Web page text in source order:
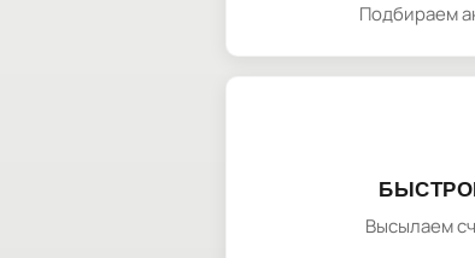
Подбираем
Высылаем